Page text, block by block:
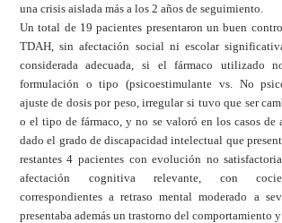
una crisis aislada más a los 2 años de seguimiento.
Un total de 19 pacientes presentaron un buen
TDAH, sin afectación social ni escolar
considerada adecuada, si el fármaco utilizado
formulación o tipo (psicoestimulante vs. No
ajuste de dosis por peso, irregular si tuvo que ser
o el tipo de fármaco, y no se valoró en los casos de
dado el grado de discapacidad intelectual que
restantes 4 pacientes con evolución no
afectación cognitiva relevante, con
correspondientes a retraso mental moderado a
presentaba además un trastorno del comportamiento